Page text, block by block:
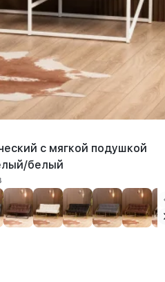
с мягкой подушкой
белый